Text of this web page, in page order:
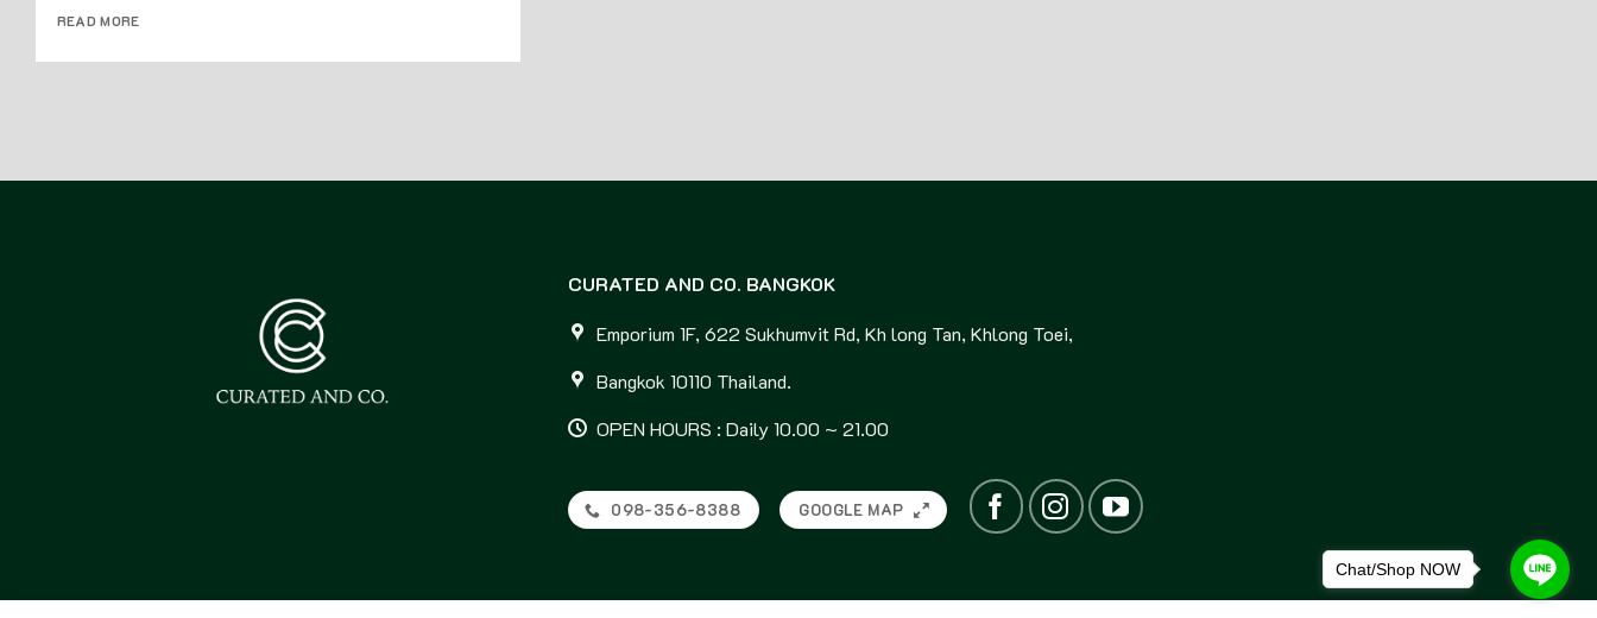
READ MORE
CURATED AND CO. BANGKOK
Emporium 1F, 622 Sukhumvit Rd, Kh long Tan, Khlong Toei,
Bangkok 10110 Thailand.
OPEN HOURS : Daily 10.00 ~ 21.00
098-356-8388 GOOGLE MAP
Chat/Shop NOW